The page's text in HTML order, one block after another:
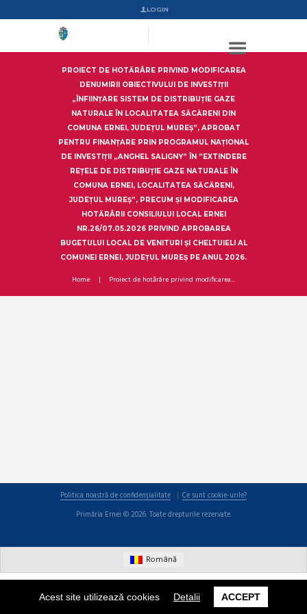
Acest site utilizează cookies Detalii ACCEPT
LOGIN
PROIECT DE HOTĂRÂRE PRIVIND MODIFICAREA
DENUMIRII OBIECTIVULUI DE INVESTIȚII
„ÎNFIINȚARE SISTEM DE DISTRIBUȚIE GAZE
NATURALE ÎN LOCALITATEA SĂCĂRENI DIN
COMUNA ERNEI, JUDEȚUL MUREȘ”, APROBAT
PENTRU FINANȚARE PRIN PROGRAMUL NAȚIONAL
DE INVESTIȚII „ANGHEL SALIGNY” ÎN ”EXTINDERE
REȚELE DE DISTRIBUȚIE GAZE NATURALE ÎN
COMUNA ERNEI, LOCALITATEA SĂCĂRENI,
JUDEȚUL MUREȘ”, PRECUM ȘI MODIFICAREA
HOTĂRÂRII CONSILIULUI LOCAL ERNEI
NR.26/07.05.2026 PRIVIND APROBAREA
BUGETULUI LOCAL DE VENITURI ȘI CHELTUIELI AL
COMUNEI ERNEI, JUDEȚUL MUREȘ PE ANUL 2026.
Home Proiect de hotărâre privind modificarea...
Politica noastră de confidențialitate
Ce sunt cookie-urile?
Primăria Ernei © 2026. Toate drepturile rezervate.
Română